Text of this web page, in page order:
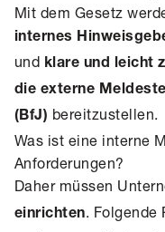
Mit dem Gesetz
internes
und klare und leicht
die externe
(BfJ) bereitzustellen.
Was ist eine interne
Anforderungen?
Daher müssen
einrichten. Folgende